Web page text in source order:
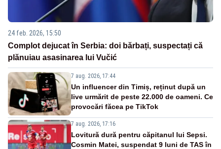
24 feb. 2026, 15:50
Complot dejucat în Serbia: doi bărbați, suspectați că
plănuiau asasinarea lui Vučić
7 aug. 2026, 17:44
Un influencer din Timiș, reținut după un
live urmărit de peste 22.000 de oameni. Ce
provocări făcea pe TikTok
7 aug. 2026, 17:16
Lovitură dură pentru căpitanul lui Sepsi.
Cosmin Matei, suspendat 9 luni de TAS în